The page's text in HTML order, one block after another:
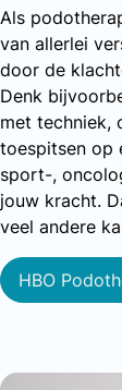
Als
van allerlei
door de
Denk
met techniek,
toespitsen op
sport-,
jouw kracht.
veel andere
HBO